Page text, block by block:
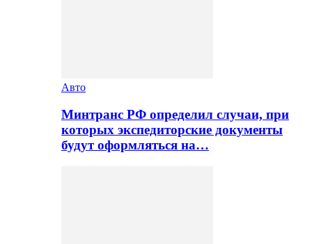
Авто
Минтранс РФ определил случаи, при
которых экспедиторские документы
будут оформляться на…